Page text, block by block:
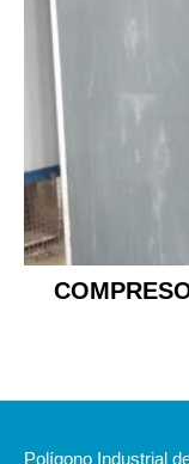
Polígono Industrial